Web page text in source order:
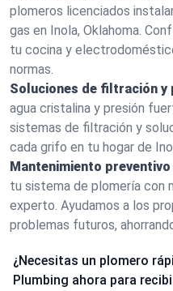
plomeros licenciados
gas en Inola, Oklahoma.
tu cocina y
normas.
Soluciones de filtración y
agua cristalina y presión
sistemas de filtración y
cada grifo en tu hogar de
Mantenimiento
tu sistema de plomería con
experto. Ayudamos a los
problemas futuros,
¿Necesitas un plomero
Plumbing ahora para